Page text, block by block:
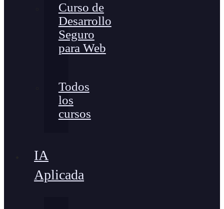
Curso de
Desarrollo
Seguro
para Web
Todos
los
cursos
IA
Aplicada